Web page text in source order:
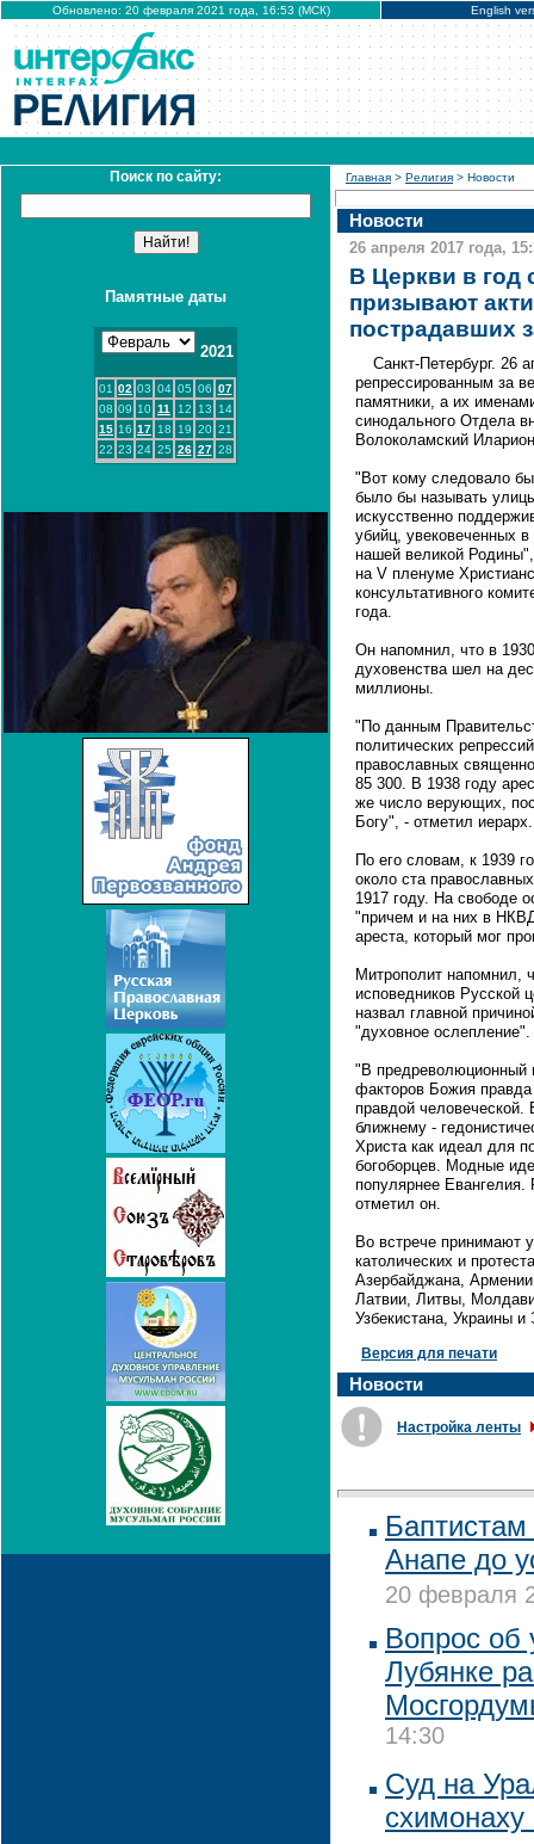
Обновлено: 20 февраля 2021 года, 16:53 (МСК) English
Поиск по сайту:
Памятные даты
2021
01 02 03 04 05 06 07
08 09 10 11 12 13
14
15 16 17 18 19 20 21
22 23 24 25 26 27 28
Главная > Религия > Новости
Новости
26 апреля 2017 года,
В Церкви в год
призывают
пострадавших
Санкт-Петербург.
репрессированным за
памятники, а их
синодального Отдела
Волоколамский
"Вот кому следовало
было бы называть
искусственно
убийц, увековеченных
нашей великой
на V пленуме
консультативного
года.
Он напомнил, что в
духовенства шел на
миллионы.
"По данным
политических
православных
85 300. В 1938 году
же число верующих,
Богу", - отметил иерарх.
По его словам, к 1939
около ста
1917 году. На свободе
"причем и на них в
ареста, который мог
Митрополит напомнил,
исповедников Русской
назвал главной
"духовное ослепление".
"В предреволюционный
факторов Божия
правдой человеческой.
ближнему -
Христа как идеал для
богоборцев. Модные
популярнее Евангелия.
отметил он.
Во встрече принимают
католических и
Азербайджана,
Латвии, Литвы,
Узбекистана, Украины и
Версия для печати
Новости
Настройка ленты
Баптистам
Анапе до
20 февраля
Вопрос об
Лубянке
14:30
Суд на